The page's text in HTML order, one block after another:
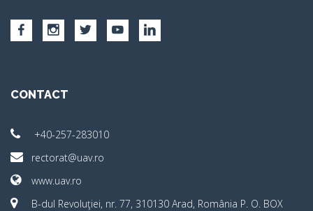
CONTACT
+40-257-283010
rectorat@uav.ro
www.uav.ro
B-dul Revoluţiei, nr. 77, 310130 Arad, România P. O. BOX